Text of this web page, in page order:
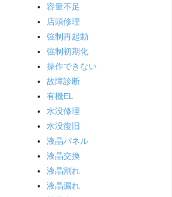
容量不足
店頭修理
強制再起動
強制初期化
操作できない
故障診断
有機EL
水没修理
水没復旧
液晶パネル
液晶交換
液晶割れ
液晶漏れ